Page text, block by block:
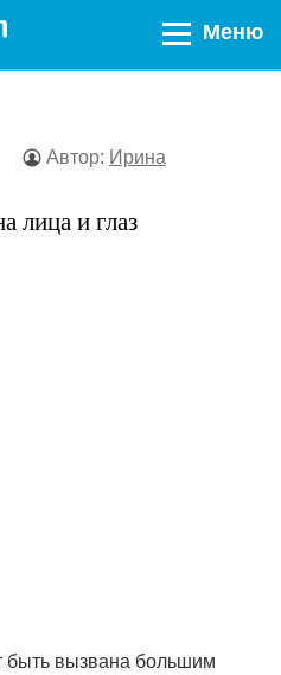
Меню
Автор: Ирина
лица и глаз
быть вызвана большим